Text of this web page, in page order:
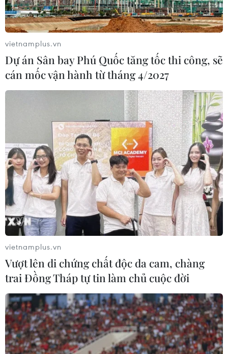
vietnamplus.vn
Dự án Sân bay Phú Quốc tăng tốc thi công, sẽ
cán mốc vận hành từ tháng 4/2027
vietnamplus.vn
Vượt lên di chứng chất độc da cam, chàng
trai Đồng Tháp tự tin làm chủ cuộc đời